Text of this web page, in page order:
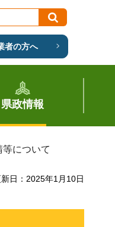
者の方へ
県政情報
について
日：2025年1月10日